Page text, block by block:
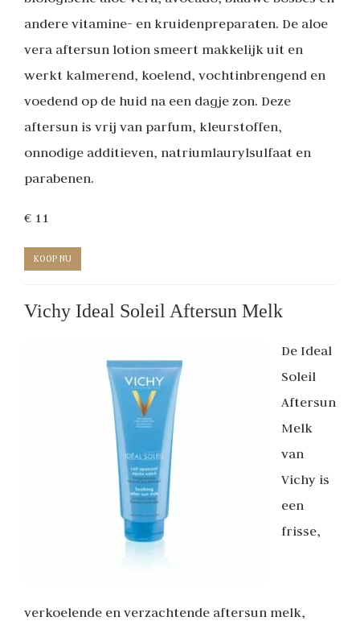
andere vitamine- en kruidenpreparaten. De aloe
vera aftersun lotion smeert makkelijk uit en
werkt kalmerend, koelend, vochtinbrengend en
voedend op de huid na een dagje zon. Deze
aftersun is vrij van parfum, kleurstoffen,
onnodige additieven, natriumlaurylsulfaat en
parabenen.
€ 11
KOOP NU
Vichy Ideal Soleil Aftersun Melk
De Ideal
Soleil
Aftersun
Melk
van
Vichy is
een
frisse,
verkoelende en verzachtende aftersun melk,